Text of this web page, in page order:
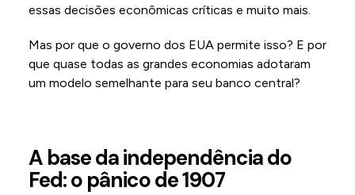
essas decisões econômicas críticas e muito mais.
Mas por que o governo dos EUA permite isso? E por
que quase todas as grandes economias adotaram
um modelo semelhante para seu banco central?
A base da independência do
Fed: o pânico de 1907